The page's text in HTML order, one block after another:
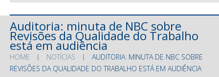
Auditoria: minuta de NBC sobre
Revisões da Qualidade do Trabalho
está em audiência
HOME NOTÍCIAS
AUDITORIA: MINUTA DE NBC SOBRE
REVISÕES DA QUALIDADE DO TRABALHO ESTÁ EM AUDIÊNCIA